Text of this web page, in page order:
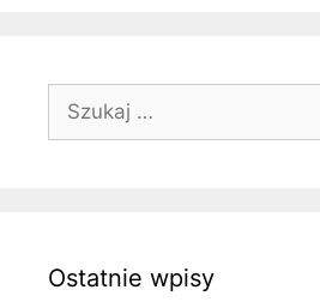
Ostatnie wpisy